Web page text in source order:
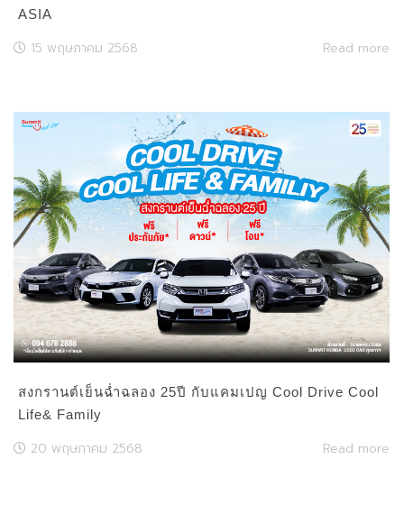
ASIA
15 พฤษภาคม 2568 Read more
สงกรานต์เย็นฉ่ำฉลอง 25ปี กับแคมเปญ Cool Drive Cool
Life& Family
20 พฤษภาคม 2568 Read more